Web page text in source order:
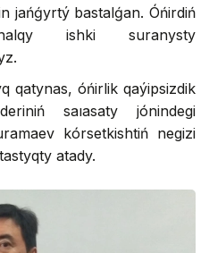
jańǵyrtý bastalǵan. Óńirdiń
ishki suranysty
qatynas, óńirlik qaýipsizdik
saıasaty jónindegi
kórsetkishtiń negizi
atady.